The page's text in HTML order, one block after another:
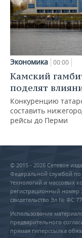
Экономика 00:00
Камский
поделят
Конкуренцию
составить
рейсы до Перми
© 2015 - 2026 Сетевое
Федеральной службой
технологий и массовых
регистрационный номер
свидетельство Эл № ФС
Использование
предварительного
прямая гиперссылка